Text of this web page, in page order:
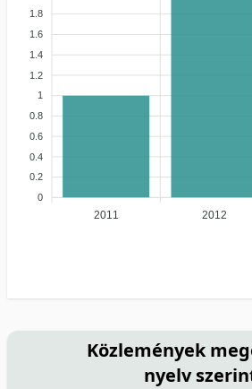
1.8
1.6
1.4
1.2
1
0.8
0.6
0.4
0.2
0
2011 2012
Közlemények
nyelv